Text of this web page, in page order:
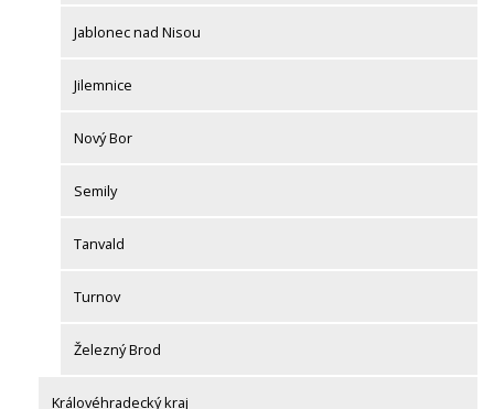
Jablonec nad Nisou
Jilemnice
Nový Bor
Semily
Tanvald
Turnov
Železný Brod
Královéhradecký kraj